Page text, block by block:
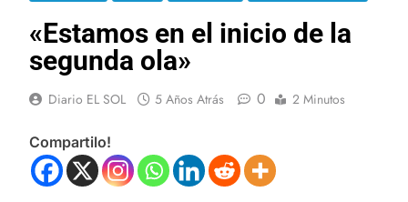
«Estamos en el inicio de la
segunda ola»
Diario EL SOL 5 Años Atrás 0 2 Minutos
Compartilo!